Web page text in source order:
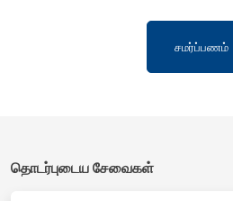
சமர்ப்பணம்
தொடர்புடைய சேவைகள்